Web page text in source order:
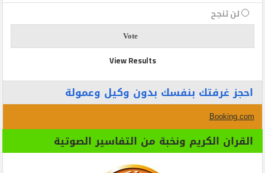
لن تنجح
View Results
احجز غرفتك بنفسك بدون وكيل وعمولة
Booking.com
القران الكريم ونخبة من التفاسير الصوتية